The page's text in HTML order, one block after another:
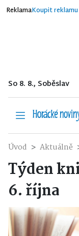
ReklamaKoupit reklamu
So 8. 8., Soběslav
Úvod Aktuálně
Týden
6. října